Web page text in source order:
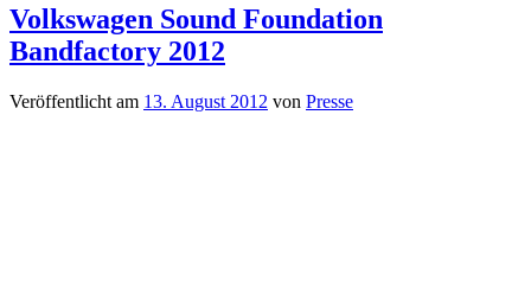
Volkswagen Sound Foundation
Bandfactory 2012
Veröffentlicht am 13. August 2012 von Presse